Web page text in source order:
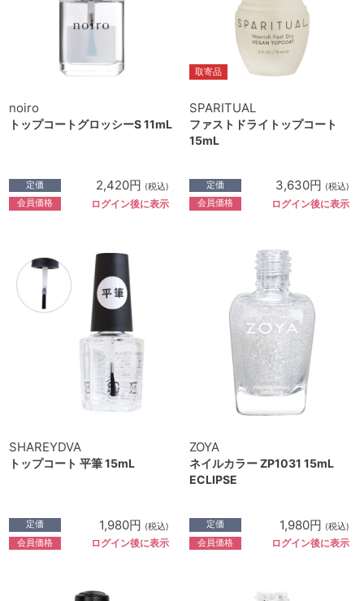
noiro
トップコートグロッシーS 11mL
定価 2,420円 (税込)
会員価格 ログイン後に表示
取寄品
SPARITUAL
ファストドライトップコート
15mL
定価 3,630円 (税込)
会員価格 ログイン後に表示
SHAREYDVA
トップコート 平筆 15mL
定価 1,980円 (税込)
会員価格 ログイン後に表示
ZOYA
ネイルカラー ZP1031 15mL
ECLIPSE
定価 1,980円 (税込)
会員価格 ログイン後に表示